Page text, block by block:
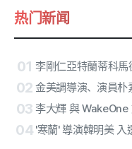
热门新闻
01
02
03
04